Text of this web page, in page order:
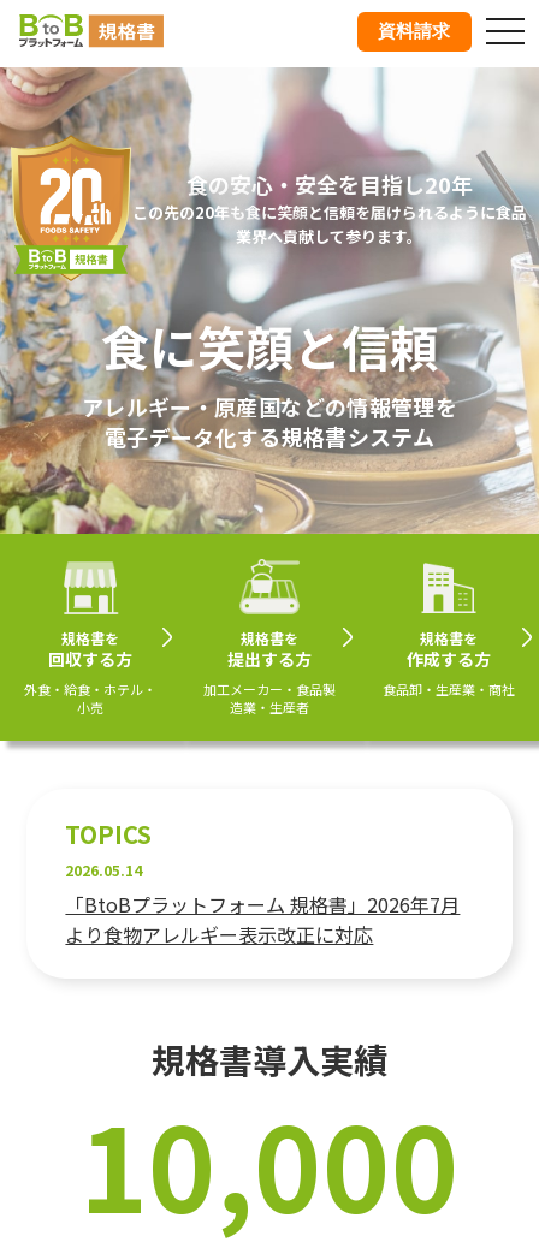
資料請求
食の安心・安全を目指し20年
この先の20年も食に笑顔と信頼を届けられるように食品
業界へ貢献して参ります。
食に笑顔と信頼
アレルギー・原産国などの情報管理を
電子データ化する規格書システム
規格書を
回収する方
外食・給食・ホテル・
小売
規格書を
提出する方
加工メーカー・食品製
造業・生産者
規格書を
作成する方
食品卸・生産業・商社
TOPICS
2026.05.14
「BtoBプラットフォーム 規格書」2026年7月
より食物アレルギー表示改正に対応
規格書導入実績
10,000